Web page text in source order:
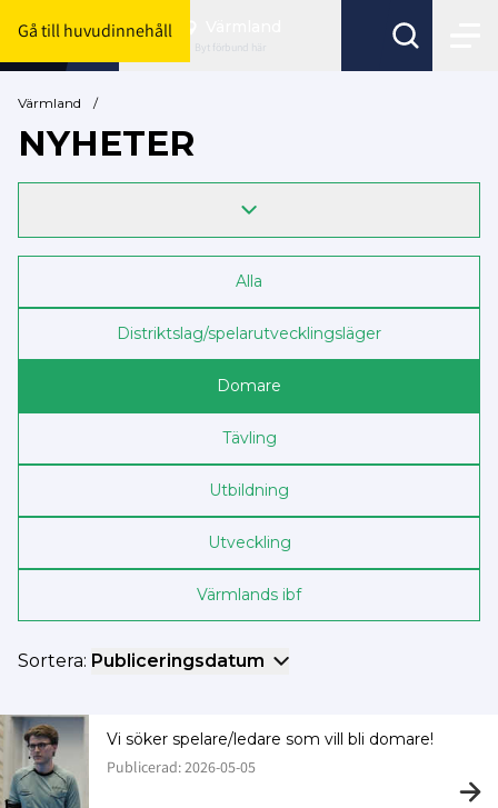
Gå till huvudinnehåll
Byt förbund här
Värmland /
NYHETER
Alla
Distriktslag/spelarutvecklingsläger
Domare
Tävling
Utbildning
Utveckling
Värmlands ibf
Sortera: Publiceringsdatum
Vi söker spelare/ledare som vill bli domare!
Publicerad: 2026-05-05